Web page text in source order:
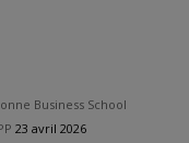
Business School
23 avril 2026